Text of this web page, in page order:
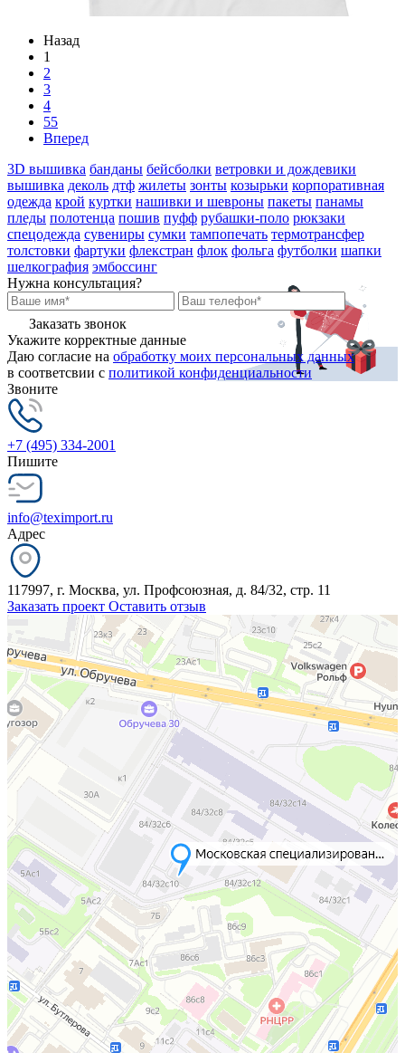
Назад
1
2
3
4
55
Вперед
3D вышивка банданы бейсболки ветровки и дождевики
вышивка деколь дтф жилеты зонты козырьки корпоративная
одежда крой куртки нашивки и шевроны пакеты панамы
пледы полотенца пошив пуфф рубашки-поло рюкзаки
спецодежда сувениры сумки тампопечать термотрансфер
толстовки фартуки флекстран флок фольга футболки шапки
шелкография эмбоссинг
Нужна консультация?
Заказать звонок
Укажите корректные данные
Даю согласие на обработку моих персональных данных
в соответсвии с политикой конфиденциальности
Звоните
+7 (495) 334-2001
Пишите
info@teximport.ru
Адрес
117997, г. Москва, ул. Профсоюзная, д. 84/32, стр. 11
Заказать проект Оставить отзыв